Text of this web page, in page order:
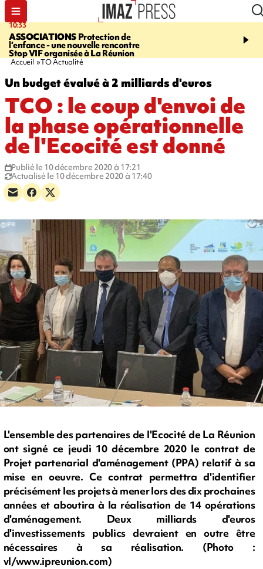
10:33
ASSOCIATIONSProtection de
l’enfance - une nouvelle rencontre
Stop VIF organisée à La Réunion
15:03
Vaste feu
l'ouest du pays, 20.000
Accueil TO Actualité
Un budget évalué à 2 milliards d'euros
TCO : le coup d'envoi de
la phase opérationnelle
de l'Ecocité est donné
Publié le 10 décembre 2020 à 17:21
Actualisé le 10 décembre 2020 à 17:40
L'ensemble des partenaires de l'Ecocité de La Réunion
ont signé ce jeudi 10 décembre 2020 le contrat de
Projet partenarial d'aménagement (PPA) relatif à sa
mise en oeuvre. Ce contrat permettra d'identifier
précisément les projets à mener lors des dix prochaines
années et aboutira à la réalisation de 14 opérations
d'aménagement. Deux milliards d'euros
d'investissements publics devraient en outre être
nécessaires à sa réalisation. (Photo :
vl/www.ipreunion.com)